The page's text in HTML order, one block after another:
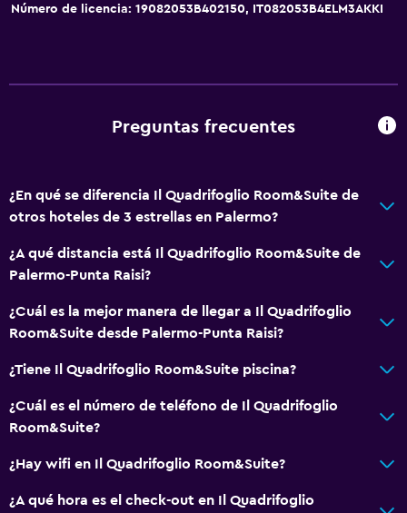
Habitaciones familiares
Teléfono
Vista a la ciudad
Accesibilidad y adecuación
Ascensor
Ascensor disponible
Almohada hipoalergénica
Para no fumadores
Almohada sin plumas
Número de licencia: 19082053B402150, IT082053B4ELM3AKKI
Preguntas frecuentes
¿En qué se diferencia Il Quadrifoglio Room&Suite de
otros hoteles de 3 estrellas en Palermo?
¿A qué distancia está Il Quadrifoglio Room&Suite de
Palermo-Punta Raisi?
¿Cuál es la mejor manera de llegar a Il Quadrifoglio
Room&Suite desde Palermo-Punta Raisi?
¿Tiene Il Quadrifoglio Room&Suite piscina?
¿Cuál es el número de teléfono de Il Quadrifoglio
Room&Suite?
¿Hay wifi en Il Quadrifoglio Room&Suite?
¿A qué hora es el check-out en Il Quadrifoglio